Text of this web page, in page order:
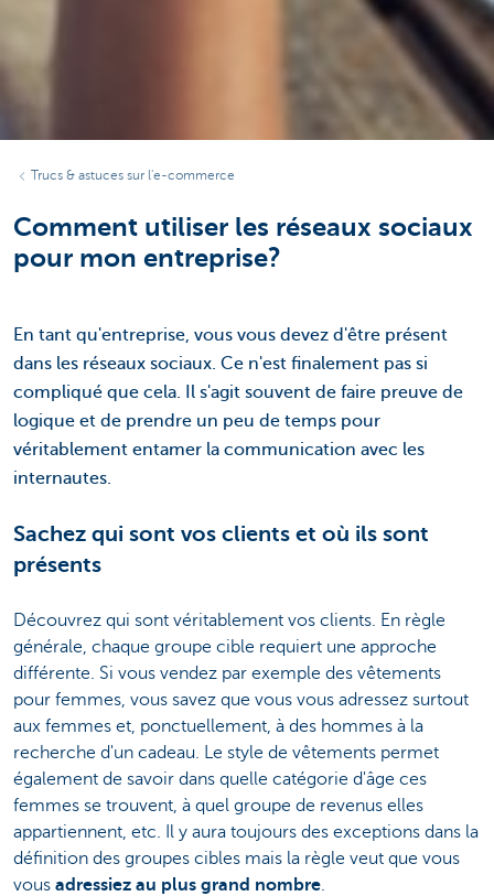
Trucs & astuces sur l'e-commerce
Comment utiliser les réseaux sociaux
pour mon entreprise?
En tant qu'entreprise, vous vous devez d'être présent
dans les réseaux sociaux. Ce n'est finalement pas si
compliqué que cela. Il s'agit souvent de faire preuve de
logique et de prendre un peu de temps pour
véritablement entamer la communication avec les
internautes.
Sachez qui sont vos clients et où ils sont
présents
Découvrez qui sont véritablement vos clients. En règle
générale, chaque groupe cible requiert une approche
différente. Si vous vendez par exemple des vêtements
pour femmes, vous savez que vous vous adressez surtout
aux femmes et, ponctuellement, à des hommes à la
recherche d'un cadeau. Le style de vêtements permet
également de savoir dans quelle catégorie d'âge ces
femmes se trouvent, à quel groupe de revenus elles
appartiennent, etc. Il y aura toujours des exceptions dans la
définition des groupes cibles mais la règle veut que vous
vous adressiez au plus grand nombre.